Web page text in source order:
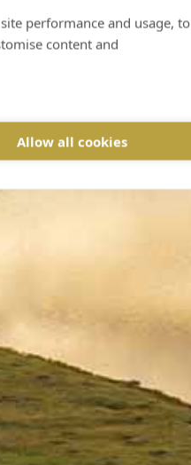
performance and usage, to
content and
Allow all cookies